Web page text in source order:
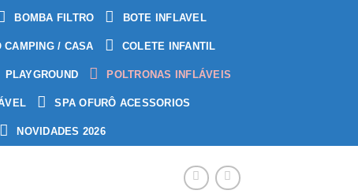
BOMBA FILTRO BOTE INFLAVEL
CAMPING / CASA COLETE INFANTIL
PLAYGROUND POLTRONAS INFLÁVEIS
SPA OFURÔ ACESSORIOS
NOVIDADES 2026